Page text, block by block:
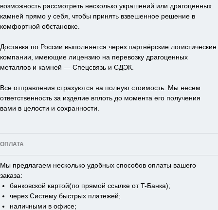
возможность рассмотреть несколько украшений или драгоценных
камней прямо у себя, чтобы принять взвешенное решение в
комфортной обстановке.
Доставка по России выполняется через партнёрские логистические
компании, имеющие лицензию на перевозку драгоценных
металлов и камней — Спецсвязь и СДЭК.
Все отправления страхуются на полную стоимость. Мы несем
ответственность за изделие вплоть до момента его получения
вами в целости и сохранности.
ОПЛАТА
Мы предлагаем несколько удобных способов оплаты вашего
заказа:
банковской картой(по прямой ссылке от T-Банка);
через Систему быстрых платежей;
наличными в офисе;